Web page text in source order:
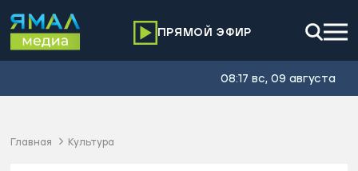
ПРЯМОЙ ЭФИР
08:17 вс, 09 августа
Главная Культура